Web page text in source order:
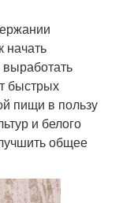
начать
выработать
быстрых
пищи в пользу
и белого
общее